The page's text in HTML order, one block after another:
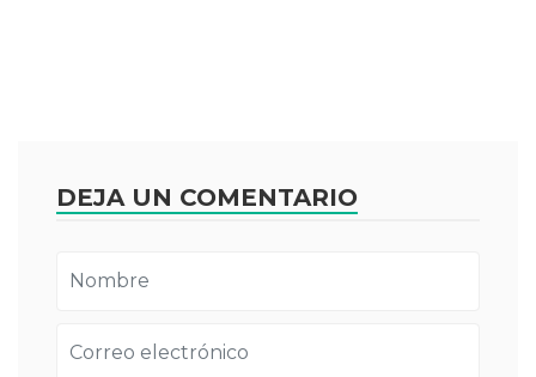
DEJA UN COMENTARIO